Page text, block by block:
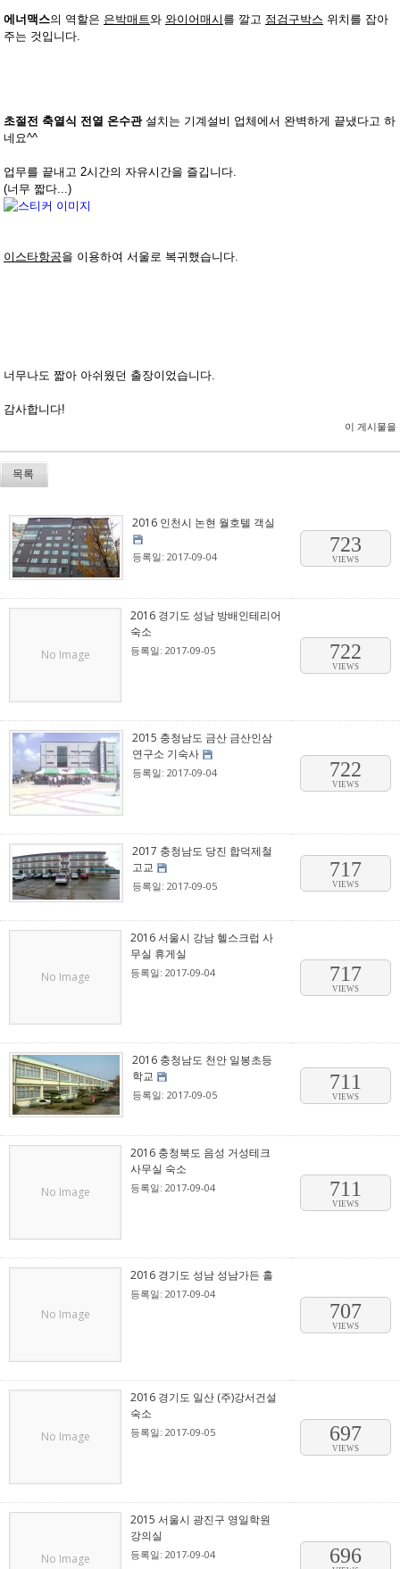
에너맥스의 역할은 은박매트와 와이어매시 를 깔고 점검구박스 위치를 잡아
주는 것입니다.
초절전 축열식 전열 온수관 설치는 기계설비 업체에서 완벽하게 끝냈다고 하
네요^^
업무를 끝내고 2시간의 자유시간을 즐깁니다.
(너무 짧다...)
이스타항공을 이용하여 서울로 복귀했습니다.
너무나도 짧아 아쉬웠던 출장이었습니다.
감사합니다!
이 게시물을
목록
2016 인천시 논현 월호텔 객실
등록일: 2017-09-04
723
VIEWS
No Image
2016 경기도 성남 방배인테리어
숙소
등록일: 2017-09-05 722
VIEWS
2015 충청남도 금산 금산인삼
연구소 기숙사
등록일: 2017-09-04 722
VIEWS
2017 충청남도 당진 합덕제철
고교
등록일: 2017-09-05
717
VIEWS
No Image
2016 서울시 강남 헬스크럽 사
무실 휴게실
등록일: 2017-09-04 717
VIEWS
2016 충청남도 천안 일봉초등
학교
등록일: 2017-09-05
711
VIEWS
No Image
2016 충청북도 음성 거성테크
사무실 숙소
등록일: 2017-09-04 711
VIEWS
No Image
2016 경기도 성남 성남가든 홀
등록일: 2017-09-04
707
VIEWS
No Image
2016 경기도 일산 (주)강서건설
숙소
등록일: 2017-09-05 697
VIEWS
No Image
2015 서울시 광진구 영일학원
강의실
등록일: 2017-09-04 696